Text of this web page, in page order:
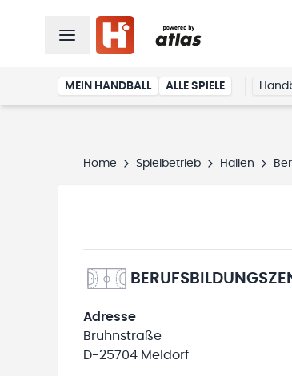
MEIN HANDBALL ALLE SPIELE
Home Spielbetrieb Hallen
Adresse
Bruhnstraße
D-25704 Meldorf